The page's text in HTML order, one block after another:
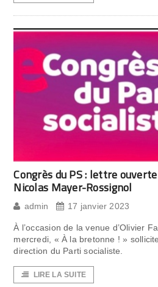
Congrès du PS : lettre
Nicolas Mayer-Rossignol
admin 17 janvier 2023
À l’occasion de la venue d’Olivier
mercredi, « À la bretonne ! »
direction du Parti socialiste.
LIRE LA SUITE